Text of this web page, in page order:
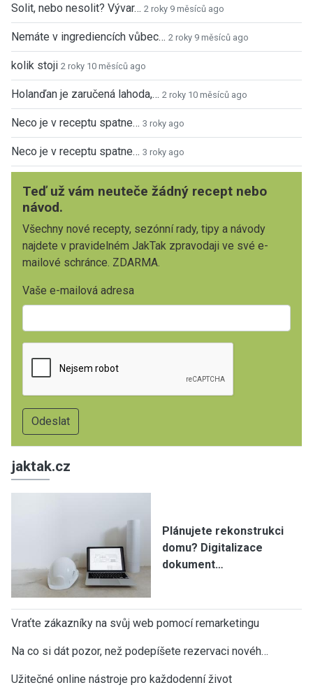
Solit, nebo nesolit? Vývar… 2 roky 9 měsíců ago
Nemáte v ingrediencích vůbec… 2 roky 9 měsíců ago
kolik stoji 2 roky 10 měsíců ago
Holanďan je zaručená lahoda,… 2 roky 10 měsíců ago
Neco je v receptu spatne… 3 roky ago
Neco je v receptu spatne… 3 roky ago
Teď už vám neuteče žádný recept nebo
návod.
Všechny nové recepty, sezónní rady, tipy a návody
najdete v pravidelném JakTak zpravodaji ve své e-
mailové schránce. ZDARMA.
Vaše e-mailová adresa
jaktak.cz
Plánujete rekonstrukci
domu? Digitalizace
dokument…
Vraťte zákazníky na svůj web pomocí remarketingu
Na co si dát pozor, než podepíšete rezervaci novéh…
Užitečné online nástroje pro každodenní život